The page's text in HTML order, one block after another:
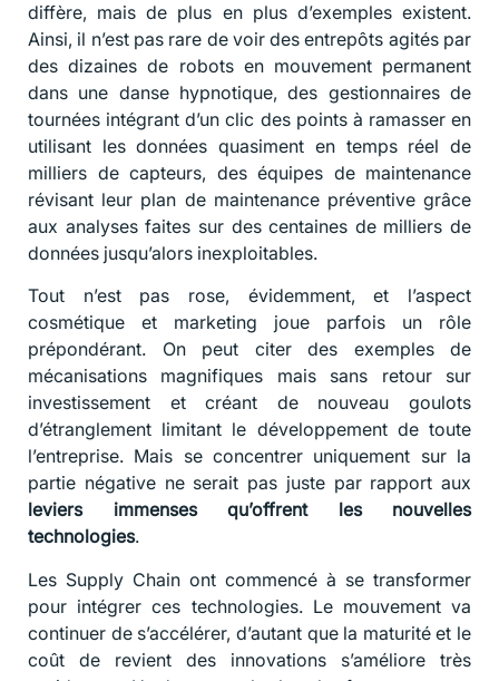
diffère, mais de plus en plus d’exemples existent.
Ainsi, il n’est pas rare de voir des entrepôts agités par
des dizaines de robots en mouvement permanent
dans une danse hypnotique, des gestionnaires de
tournées intégrant d’un clic des points à ramasser en
utilisant les données quasiment en temps réel de
milliers de capteurs, des équipes de maintenance
révisant leur plan de maintenance préventive grâce
aux analyses faites sur des centaines de milliers de
données jusqu’alors inexploitables.
Tout n’est pas rose, évidemment, et l’aspect
cosmétique et marketing joue parfois un rôle
prépondérant. On peut citer des exemples de
mécanisations magnifiques mais sans retour sur
investissement et créant de nouveau goulots
d’étranglement limitant le développement de toute
l’entreprise. Mais se concentrer uniquement sur la
partie négative ne serait pas juste par rapport aux
leviers immenses qu’offrent les nouvelles
technologies.
Les Supply Chain ont commencé à se transformer
pour intégrer ces technologies. Le mouvement va
continuer de s’accélérer, d’autant que la maturité et le
coût de revient des innovations s’améliore très